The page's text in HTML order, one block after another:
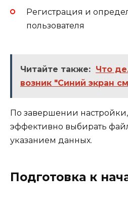
Регистрация и
пользователя
Читайте также: Что
возник "Синий экран
По завершении настройки,
эффективно выбирать
указанием данных.
Подготовка к